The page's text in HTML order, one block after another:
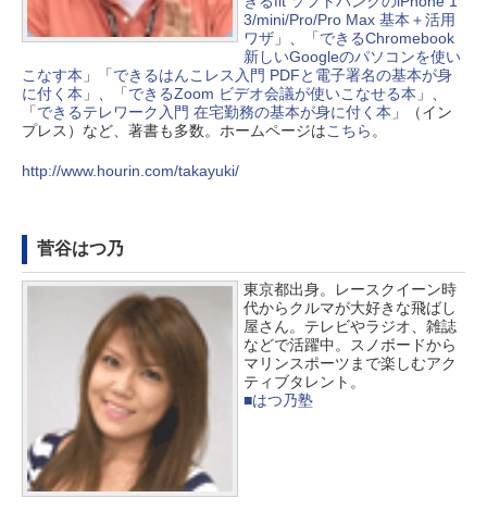
3/mini/Pro/Pro Max 基本＋活用
ワザ」、「できるChromebook
新しいGoogleのパソコンを使い
こなす本 」「できるはんこレス入門 PDFと電子署名の基本が身
に付く本 」、「できるZoom ビデオ会議が使いこなせる本 」、
「できるテレワーク入門 在宅勤務の基本が身に付く本 」（イン
プレス）など、著書も多数。ホームページはこちら 。
http://www.hourin.com/takayuki/
菅谷はつ乃
東京都出身。レースクイーン時
代からクルマが大好きな飛ばし
屋さん。テレビやラジオ、雑誌
などで活躍中。スノボードから
マリンスポーツまで楽しむアク
ティブタレント。
■はつ乃塾